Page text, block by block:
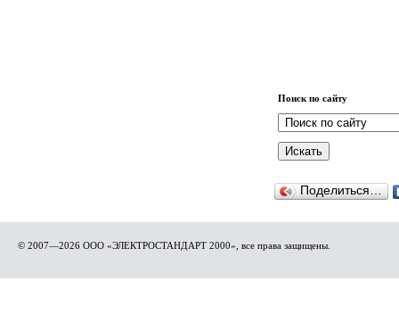
Поиск по сайту
Поделиться…
© 2007—2026 ООО «ЭЛЕКТРОСТАНДАРТ 2000», все права защищены.